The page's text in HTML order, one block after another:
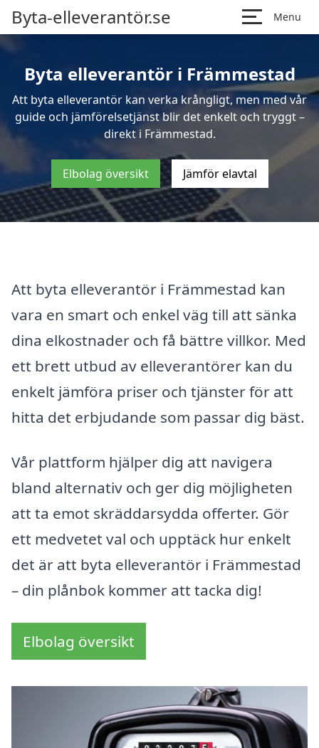
Byta-elleverantör.se Menu
Byta elleverantör i Främmestad
Att byta elleverantör kan verka krångligt, men med vår
guide och jämförelsetjänst blir det enkelt och tryggt –
direkt i Främmestad.
Elbolag översikt Jämför elavtal
Att byta elleverantör i Främmestad kan
vara en smart och enkel väg till att sänka
dina elkostnader och få bättre villkor. Med
ett brett utbud av elleverantörer kan du
enkelt jämföra priser och tjänster för att
hitta det erbjudande som passar dig bäst.
Vår plattform hjälper dig att navigera
bland alternativ och ger dig möjligheten
att ta emot skräddarsydda offerter. Gör
ett medvetet val och upptäck hur enkelt
det är att byta elleverantör i Främmestad
– din plånbok kommer att tacka dig!
Elbolag översikt